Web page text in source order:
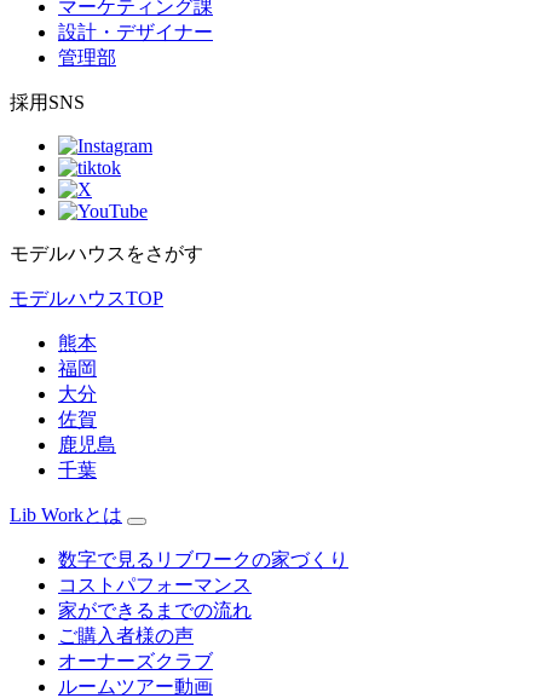
マーケティング課
設計・デザイナー
管理部
採用SNS
モデルハウスをさがす
モデルハウスTOP
熊本
福岡
大分
佐賀
鹿児島
千葉
Lib Workとは
数字で見るリブワークの家づくり
コストパフォーマンス
家ができるまでの流れ
ご購入者様の声
オーナーズクラブ
ルームツアー動画